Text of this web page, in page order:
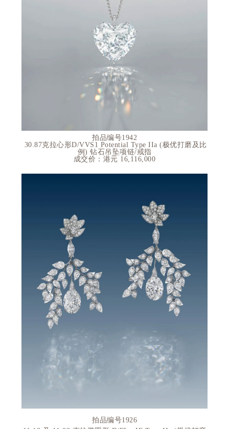
拍品编号1942
30.87克拉心形D/VVS1 Potential Type IIa (极优打磨及比
例 ) 钻石吊坠项链/戒指
成交价：港元 16,116,000
拍品编号1926